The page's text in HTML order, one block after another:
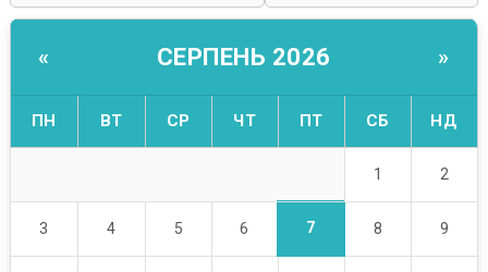
« СЕРПЕНЬ 2026 »
ПН ВТ СР ЧТ ПТ СБ НД
1 2
3 4 5 6 7 8 9